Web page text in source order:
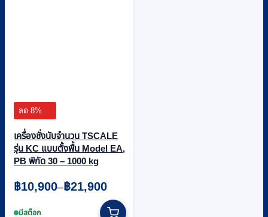
ลด 8%
เครื่องชั่งนับจำนวน TSCALE
รุ่น KC แบบตั้งพื้น Model EA,
PB พิกัด 30 – 1000 kg
฿10,900–฿21,900
Price
range:
฿10,900
มีสต็อก
product